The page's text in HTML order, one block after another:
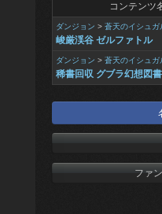
コンテンツ
ダンジョン > 蒼天のイシュガ
峻厳渓谷 ゼルファトル
ダンジョン > 蒼天のイシュガ
稀書回収 グブラ幻想図
ファ